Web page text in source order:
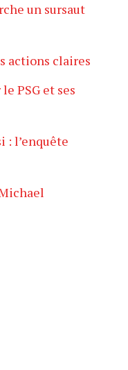
un sursaut
actions claires
PSG et ses
: l’enquête